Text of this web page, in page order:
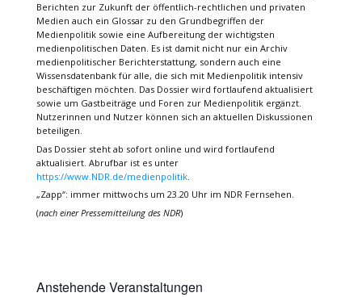
Berichten zur Zukunft der öffentlich-rechtlichen und privaten
Medien auch ein Glossar zu den Grundbegriffen der
Medienpolitik sowie eine Aufbereitung der wichtigsten
medienpolitischen Daten. Es ist damit nicht nur ein Archiv
medienpolitischer Berichterstattung, sondern auch eine
Wissensdatenbank für alle, die sich mit Medienpolitik intensiv
beschäftigen möchten. Das Dossier wird fortlaufend aktualisiert
sowie um Gastbeiträge und Foren zur Medienpolitik ergänzt.
Nutzerinnen und Nutzer können sich an aktuellen Diskussionen
beteiligen.
Das Dossier steht ab sofort online und wird fortlaufend
aktualisiert. Abrufbar ist es unter
https://www.NDR.de/medienpolitik.
„Zapp“: immer mittwochs um 23.20 Uhr im NDR Fernsehen.
(nach einer Pressemitteilung des NDR)
Anstehende Veranstaltungen